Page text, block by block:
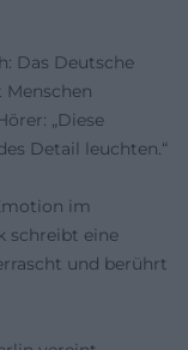
Das Deutsche
„Diese
Detail leuchten.“
im
schreibt eine
und berührt